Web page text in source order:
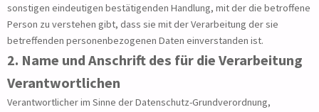
sonstigen eindeutigen bestätigenden Handlung, mit der die betroffene
Person zu verstehen gibt, dass sie mit der Verarbeitung der sie
betreffenden personenbezogenen Daten einverstanden ist.
2. Name und Anschrift des für die Verarbeitung
Verantwortlichen
Verantwortlicher im Sinne der Datenschutz-Grundverordnung,